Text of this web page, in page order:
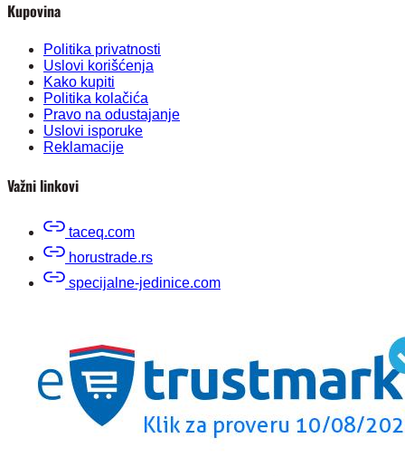
Kupovina
Politika privatnosti
Uslovi korišćenja
Kako kupiti
Politika kolačića
Pravo na odustajanje
Uslovi isporuke
Reklamacije
Važni linkovi
taceq.com
horustrade.rs
specijalne-jedinice.com